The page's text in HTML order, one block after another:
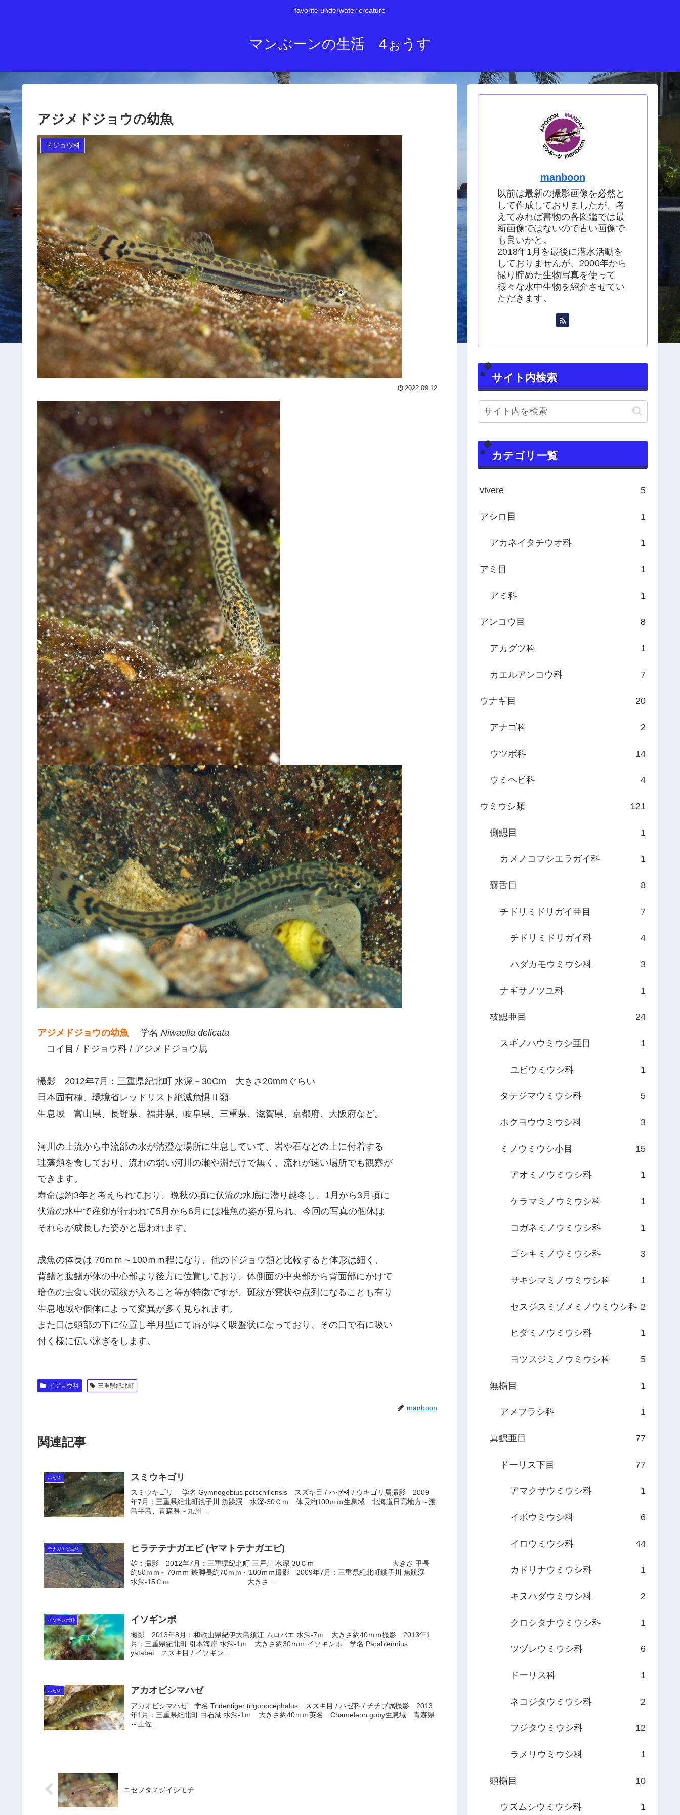
favorite underwater creature
マンぶーンの生活 4ぉうす
アジメドジョウの幼魚
ドジョウ科
2022.09.12
アジメドジョウの幼魚 学名 Niwaella delicata
コイ目 / ドジョウ科 / アジメドジョウ属
撮影 2012年7月：三重県紀北町 水深－30Cm 大きさ20mmぐらい
日本固有種、環境省レッドリスト絶滅危惧Ⅱ類
生息域 富山県、長野県、福井県、岐阜県、三重県、滋賀県、京都府、大阪府など。
河川の上流から中流部の水が清澄な場所に生息していて、岩や石などの上に付着する
珪藻類を食しており、流れの弱い河川の瀬や淵だけで無く、流れが速い場所でも観察が
できます。
寿命は約3年と考えられており、晩秋の頃に伏流の水底に潜り越冬し、1月から3月頃に
伏流の水中で産卵が行われて5月から6月には稚魚の姿が見られ、今回の写真の個体は
それらが成長した姿かと思われます。
成魚の体長は 70ｍｍ～100ｍｍ程になり、他のドジョウ類と比較すると体形は細く、
背鰭と腹鰭が体の中心部より後方に位置しており、体側面の中央部から背面部にかけて
暗色の虫食い状の斑紋が入ること等が特徴ですが、斑紋が雲状や点列になることも有り
生息地域や個体によって変異が多く見られます。
また口は頭部の下に位置し半月型にて唇が厚く吸盤状になっており、その口で石に吸い
付く様に伝い泳ぎをします。
ドジョウ科 三重県紀北町
manboon
関連記事
ハゼ科 スミウキゴリ
スミウキゴリ 学名 Gymnogobius petschiliensis スズキ目 / ハゼ科 / ウキゴリ属撮影 2009
年7月：三重県紀北町銚子川 魚跳渓 水深-30Ｃｍ 体長約100ｍｍ生息域 北海道日高地方～渡
島半島、青森県～九州...
テナガエビ亜科 ヒラテテナガエビ (ヤマトテナガエビ)
雄；撮影 2012年7月：三重県紀北町 三戸川 水深-30Ｃｍ 大きさ 甲長
約50ｍｍ～70ｍｍ 鋏脚長約70ｍｍ～100ｍｍ撮影 2009年7月：三重県紀北町銚子川 魚跳渓
水深-15Ｃｍ 大きさ ...
イソギンポ科 イソギンポ
撮影 2013年8月：和歌山県紀伊大島須江 ムロバエ 水深-7ｍ 大きさ約40ｍｍ撮影 2013年1
月：三重県紀北町 引本海岸 水深-1ｍ 大きさ約30ｍｍ イソギンポ 学名 Parablennius
yatabei スズキ目 / イソギン...
ハゼ科 アカオビシマハゼ
アカオビシマハゼ 学名 Tridentiger trigonocephalus スズキ目 / ハゼ科 / チチブ属撮影 2013
年1月：三重県紀北町 白石湖 水深-1ｍ 大きさ約40ｍｍ英名 Chameleon goby生息域 青森県
～土佐...
ニセフタスジイシモチ
manboon
以前は最新の撮影画像を必然と
して作成しておりましたが、考
えてみれば書物の各図鑑では最
新画像ではないので古い画像で
も良いかと。
2018年1月を最後に潜水活動を
しておりませんが、2000年から
撮り貯めた生物写真を使って
様々な水中生物を紹介させてい
ただきます。
サイト内検索
カテゴリ一覧
vivere 5
アシロ目 1
アカネイタチウオ科 1
アミ目 1
アミ科 1
アンコウ目 8
アカグツ科 1
カエルアンコウ科 7
ウナギ目 20
アナゴ科 2
ウツボ科 14
ウミヘビ科 4
ウミウシ類 121
側鰓目 1
カメノコフシエラガイ科 1
嚢舌目 8
チドリミドリガイ亜目 7
チドリミドリガイ科 4
ハダカモウミウシ科 3
ナギサノツユ科 1
枝鰓亜目 24
スギノハウミウシ亜目 1
ユビウミウシ科 1
タテジマウミウシ科 5
ホクヨウウミウシ科 3
ミノウミウシ小目 15
アオミノウミウシ科 1
ケラマミノウミウシ科 1
コガネミノウミウシ科 1
ゴシキミノウミウシ科 3
サキシマミノウミウシ科 1
セスジスミゾメミノウミウシ科 2
ヒダミノウミウシ科 1
ヨツスジミノウミウシ科 5
無楯目 1
アメフラシ科 1
真鰓亜目 77
ドーリス下目 77
アマクサウミウシ科 1
イボウミウシ科 6
イロウミウシ科 44
カドリナウミウシ科 1
キヌハダウミウシ科 2
クロシタナウミウシ科 1
ツヅレウミウシ科 6
ドーリス科 1
ネコジタウミウシ科 2
フジタウミウシ科 12
ラメリウミウシ科 1
頭楯目 10
ウズムシウミウシ科 1